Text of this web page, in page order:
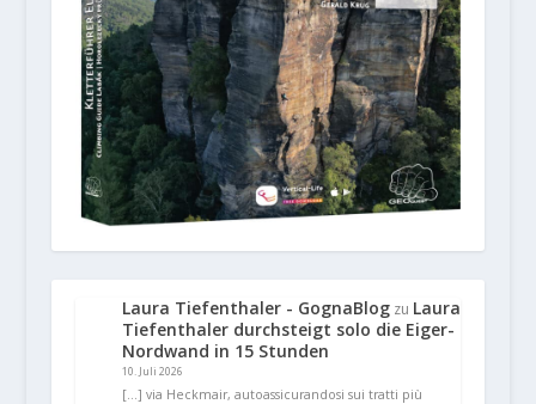
Laura Tiefenthaler - GognaBlogzu Laura
Tiefenthaler durchsteigt solo die Eiger-
Nordwand in 15 Stunden
10. Juli 2026
[…] via Heckmair, autoassicurandosi sui tratti più